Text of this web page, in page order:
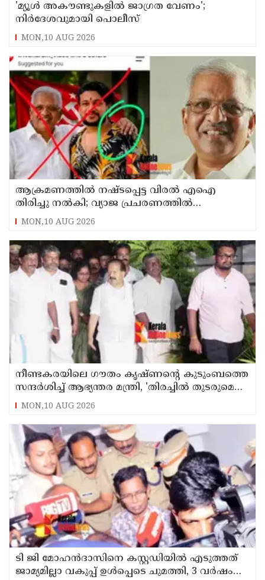
'മ്യൂള്‍ അകൗണ്ടുകളില്‍ ജാഗ്രത വേണം';
നിര്‍ദേശവുമായി പൊലീസ്
MON,10 AUG 2026
ആക്രമണത്തില്‍ നഷ്ടപ്പെട്ട വിരല്‍ എഐ
തിരിച്ചു നല്‍കി; വ്യാജ പ്രചരണത്തില്‍
നിയമനടപടി തുടങ്ങിയെന്ന് പി ജയരാജന്‍
MON,10 AUG 2026
നീണ്ടകരയിലെ ഗൗതം കൃഷ്ണന്റെ കുടുംബത്തെ
സന്ദര്‍ശിച്ച് ആഭ്യന്തര മന്ത്രി, 'തിരച്ചില്‍ തുടരുമെന്ന്
ഉറപ്പ്
MON,10 AUG 2026
ടി ജി മോഹന്‍ദാസിനെ കസ്റ്റഡിയില്‍ എടുത്തത്
ജാമ്യമില്ലാ വകുപ്പ് ഉള്‍പ്പെടെ ചുമത്തി, 3 വര്‍ഷം